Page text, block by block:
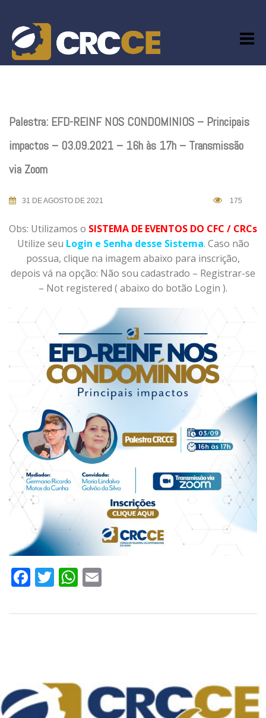
content
Palestra: EFD-REINF NOS CONDOMINIOS – Principais
impactos – 03.09.2021 – 16h às 17h – Transmissão
via Zoom
31 DE AGOSTO DE 2021 175
Obs: Utilizamos o SISTEMA DE EVENTOS DO CFC / CRCs
Utilize seu Login e Senha desse Sistema. Caso não
possua, clique na imagem abaixo para inscrição,
depois vá na opção: Não sou cadastrado – Registrar-se
– Not registered ( abaixo do botão Login ).
Facebook
TwitterWhatsApp